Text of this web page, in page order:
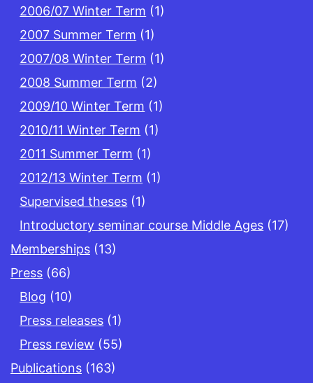
2006/07 Winter Term (1)
2007 Summer Term (1)
2007/08 Winter Term (1)
2008 Summer Term (2)
2009/10 Winter Term (1)
2010/11 Winter Term (1)
2011 Summer Term (1)
2012/13 Winter Term (1)
Supervised theses (1)
Introductory seminar course Middle Ages (17)
Memberships (13)
Press (66)
Blog (10)
Press releases (1)
Press review (55)
Publications (163)